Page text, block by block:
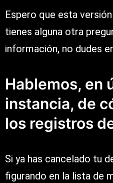
Espero que esta
tienes alguna otra
información, no dudes
Hablemos, en
instancia, de
los registros
Si ya has cancelado tu
figurando en la lista de